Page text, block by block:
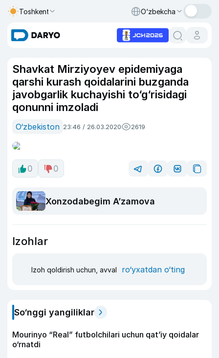
Toshkent O‘zbekcha
Shavkat Mirziyoyev epidemiyaga
qarshi kurash qoidalarini buzganda
javobgarlik kuchayishi to‘g‘risidagi
qonunni imzoladi
O‘zbekiston 23:46 / 26.03.2020 2619
0 0
Xonzodabegim A’zamova
Izohlar
Izoh qoldirish uchun, avval ro‘yxatdan o‘ting
So‘nggi yangiliklar
Mourinyo “Real” futbolchilari uchun qat’iy qoidalar
o‘rnatdi